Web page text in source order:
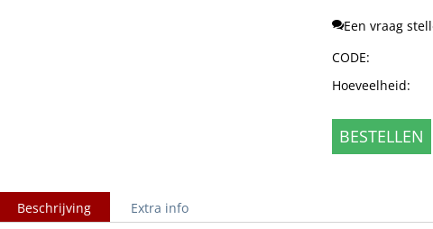
Een vraag
CODE:
Hoeveelheid:
BESTELLEN
Beschrijving Extra info